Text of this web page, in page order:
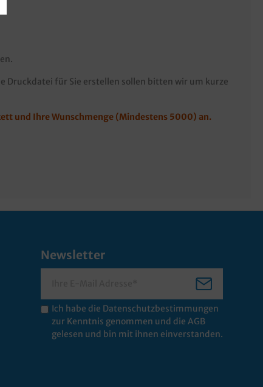
Druckdatei für Sie erstellen sollen bitten wir um kurze
und Ihre Wunschmenge (Mindestens 5000) an.
Newsletter
Ich habe die Datenschutzbestimmungen
zur Kenntnis genommen und die AGB
gelesen und bin mit ihnen einverstanden.